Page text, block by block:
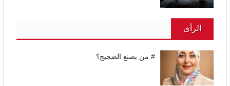
الرأى
# من يصنع الضجيج؟